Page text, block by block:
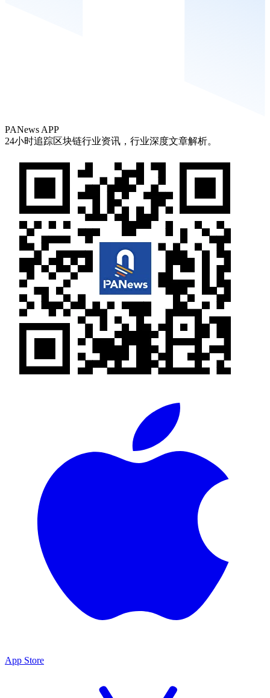
PANews APP
24小时追踪区块链行业资讯，行业深度文章解析。
App Store